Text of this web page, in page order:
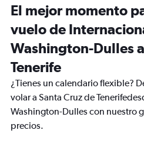
El mejor momento
vuelo de
Washington-Dulles
Tenerife
¿Tienes un calendario flexible?
volar a Santa Cruz de
Washington-Dulles con nuestro
precios.